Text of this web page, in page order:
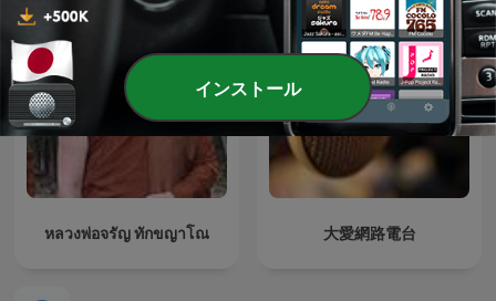
หลวงพ่อจรัญ ทักขญาโณ 大愛網路電台
インストール